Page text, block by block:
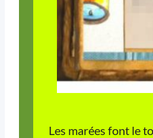
Les marées font le